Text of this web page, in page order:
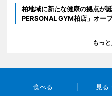
柏地域に新たな健康の拠点が
PERSONAL GYM柏店」オープ
もっと
食べる 見る